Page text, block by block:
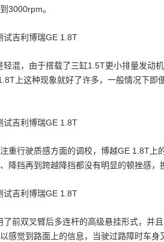
3000rpm。
轻混，由于搭载了三缸1.5T更小排量发动
上这种现象就好了许多，一般情况下
重行驶质感方面的调校，博越GE 1.8T
降挡再到跨越降挡都没有明显的顿挫感，
前双叉臂后多连杆的高级悬挂形式，并
感觉到路面上的信息，当驶过路障时车